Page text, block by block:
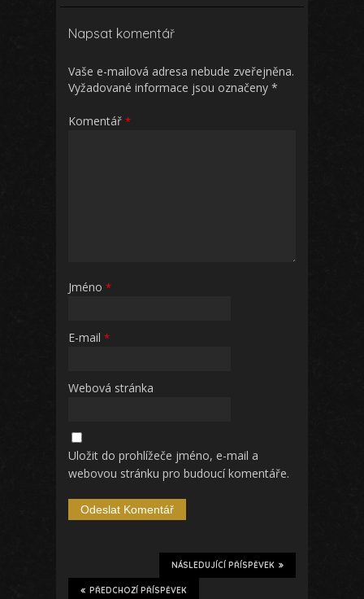
Napsat komentář
Vaše e-mailová adresa nebude zveřejněna.
Vyžadované informace jsou označeny *
Komentář *
Jméno *
E-mail *
Webová stránka
Uložit do prohlížeče jméno, e-mail a
webovou stránku pro budoucí komentáře.
NÁSLEDUJÍCÍ PŘÍSPĚVEK
PŘEDCHOZÍ PŘÍSPĚVEK